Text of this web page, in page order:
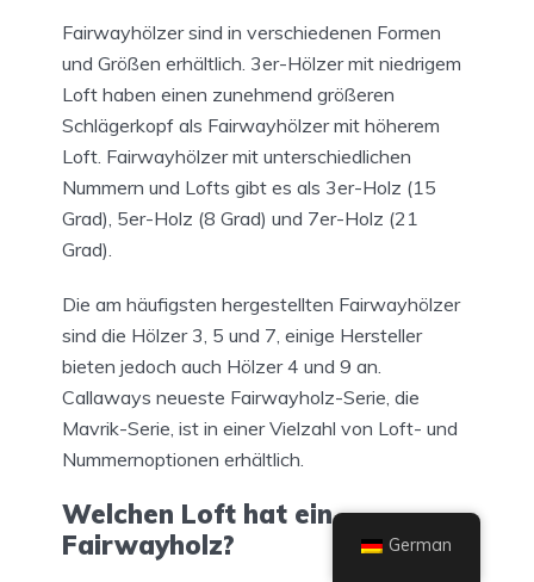
Fairwayhölzer sind in verschiedenen Formen
und Größen erhältlich. 3er-Hölzer mit niedrigem
Loft haben einen zunehmend größeren
Schlägerkopf als Fairwayhölzer mit höherem
Loft. Fairwayhölzer mit unterschiedlichen
Nummern und Lofts gibt es als 3er-Holz (15
Grad), 5er-Holz (8 Grad) und 7er-Holz (21
Grad).
Die am häufigsten hergestellten Fairwayhölzer
sind die Hölzer 3, 5 und 7, einige Hersteller
bieten jedoch auch Hölzer 4 und 9 an.
Callaways neueste Fairwayholz-Serie, die
Mavrik-Serie, ist in einer Vielzahl von Loft- und
Nummernoptionen erhältlich.
Welchen Loft hat ein
Fairwayholz?
German